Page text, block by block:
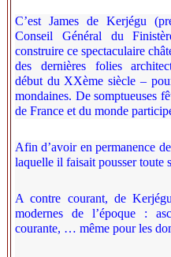
C’est James de Kerjégu
Conseil Général du
construire ce spectaculaire
des dernières folies
début du XXème siècle –
mondaines. De somptueuses
de France et du monde
Afin d’avoir en permanence
laquelle il faisait pousser toute
A contre courant, de
modernes de l’époque :
courante, … même pour les